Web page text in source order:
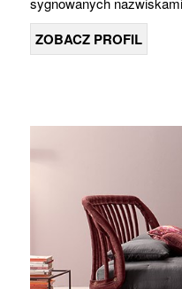
ZOBACZ PROFIL